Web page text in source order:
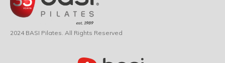
2024 BASI Pilates. All Rights Reserved